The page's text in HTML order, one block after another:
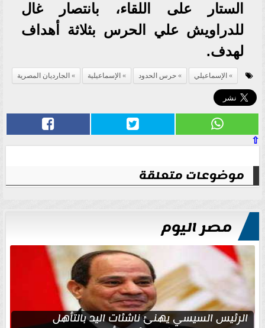
الستار على اللقاء، بانتصار غال
للدراويش علي الحرس بثلاثة أهداف
لهدف.
الإسماعيلي حرس الحدود الإسماعيلية الجارديان المصرية
⇧
موضوعات متعلقة
مصر اليوم
الرئيس السيسي يهنئ ناشئات اليد بالتأهل